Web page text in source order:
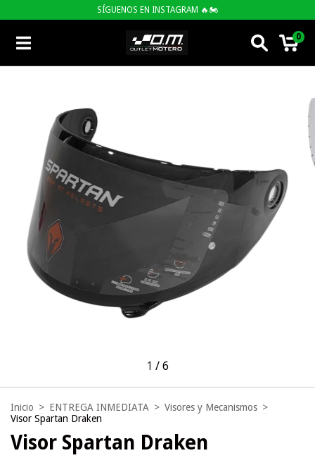
SÍGUENOS EN INSTAGRAM 🔥🏍
0
1 / 6
Inicio > ENTREGA INMEDIATA > Visores y Mecanismos >
Visor Spartan Draken
Visor Spartan Draken